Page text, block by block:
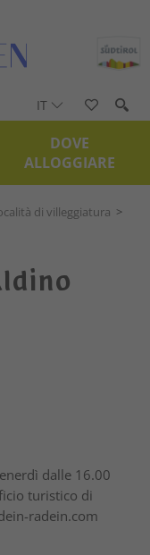
IT
DOVE
ALLOGGIARE
di villeggiatura >
dalle 16.00
turistico di
radein.com